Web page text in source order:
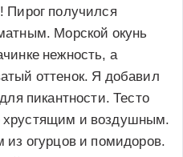
Пирог получился
Морской окунь
нежность, а
оттенок. Я добавил
пикантности. Тесто
и воздушным.
из огурцов и помидоров.